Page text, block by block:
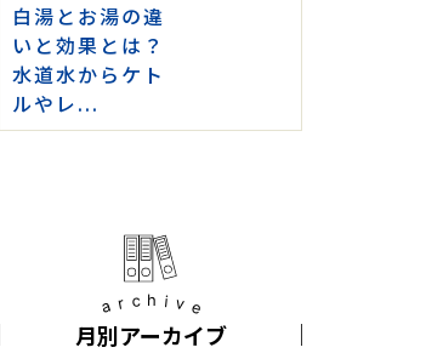
白湯とお湯の違
いと効果とは？
水道水からケト
ルやレ...
archive
月別アーカイブ